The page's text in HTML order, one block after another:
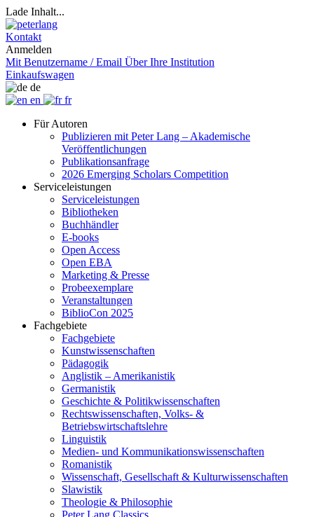
Lade Inhalt...
Kontakt
Anmelden
Mit Benutzername / Email Über Ihre Institution
Einkaufswagen
de
en
fr
Für Autoren
Publizieren mit Peter Lang – Akademische
Veröffentlichungen
Publikationsanfrage
2026 Emerging Scholars Competition
Serviceleistungen
Serviceleistungen
Bibliotheken
Buchhändler
E-books
Open Access
Open EBA
Marketing & Presse
Probeexemplare
Veranstaltungen
BiblioCon 2025
Fachgebiete
Fachgebiete
Kunstwissenschaften
Pädagogik
Anglistik – Amerikanistik
Germanistik
Geschichte & Politikwissenschaften
Rechtswissenschaften, Volks- &
Betriebswirtschaftslehre
Linguistik
Medien- und Kommunikationswissenschaften
Romanistik
Wissenschaft, Gesellschaft & Kulturwissenschaften
Slawistik
Theologie & Philosophie
Peter Lang Classics